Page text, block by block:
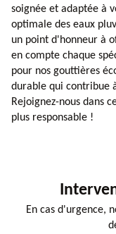
soignée et adaptée à
optimale des eaux
un point d'honneur à
en compte chaque
pour nos gouttières
durable qui contribue
Rejoignez-nous dans
plus responsable !
En cas d'urgence,